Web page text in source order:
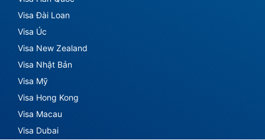
Visa Đài Loan
Visa Úc
Visa New Zealand
Visa Nhật Bản
Visa Mỹ
Visa Hong Kong
Visa Macau
Visa Dubai